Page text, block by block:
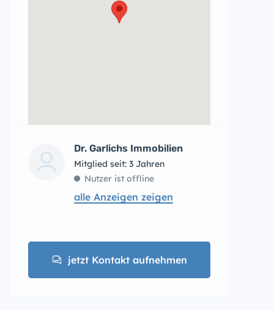
Dr. Garlichs Immobilien
Mitglied seit: 3 Jahren
Nutzer ist offline
alle Anzeigen zeigen
jetzt Kontakt aufnehmen